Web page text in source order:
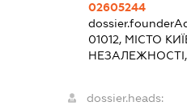
02605244
01012, МІСТО
dossier.heads: